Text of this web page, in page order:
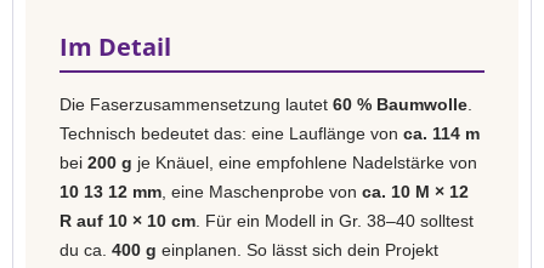
Im Detail
Die Faserzusammensetzung lautet 60 % Baumwolle
Technisch bedeutet das: eine Lauflänge von ca. 114 m
bei 200 g je Knäuel, eine empfohlene Nadelstärke von
10 13 12 mm , eine Maschenprobe von ca. 10 M × 12
R auf 10 × 10 cm . Für ein Modell in Gr. 38–40 solltest
du ca. 400 g einplanen. So lässt sich dein Projekt